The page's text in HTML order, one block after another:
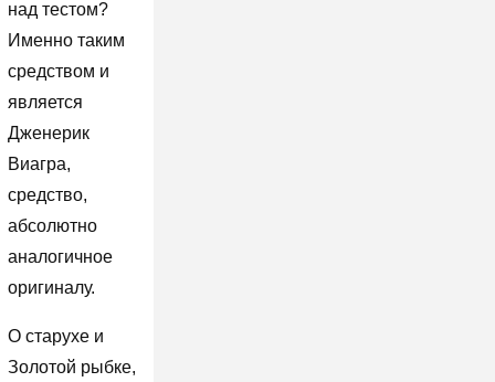
над тестом?
Именно таким
средством и
является
Дженерик
Виагра,
средство,
абсолютно
аналогичное
оригиналу.
О старухе и
Золотой рыбке,